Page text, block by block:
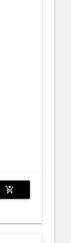
add_shopping_cart